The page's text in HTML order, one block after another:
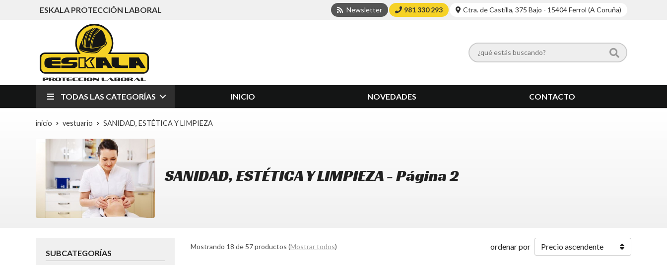
ESKALA PROTECCIÓN LABORAL Newsletter 981 330 293 Ctra. de Castilla, 375 Bajo - 15404 Ferrol (A Coruña)
TODAS LAS CATEGORÍAS INICIO NOVEDADES CONTACTO
inicio vestuario SANIDAD, ESTÉTICA Y LIMPIEZA
SANIDAD, ESTÉTICA Y LIMPIEZA - Página 2
Mostrando 18 de 57 productos (Mostrar todos) ordenar por
SUBCATEGORÍAS